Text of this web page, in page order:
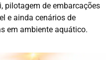
pilotagem de embarcações
e ainda cenários de
em ambiente aquático.